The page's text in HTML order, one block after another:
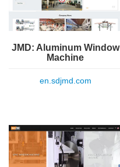
JMD: Aluminum Window
Machine
en.sdjmd.com